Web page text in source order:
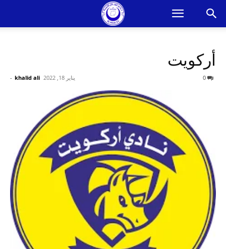
أركويت
khalid ali
- يناير 18, 2022